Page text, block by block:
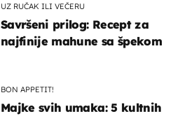
UZ RUČAK ILI VEČERU
Savršeni prilog: Recept za
najfinije mahune sa špekom
BON APPETIT!
Majke svih umaka: 5 kultnih